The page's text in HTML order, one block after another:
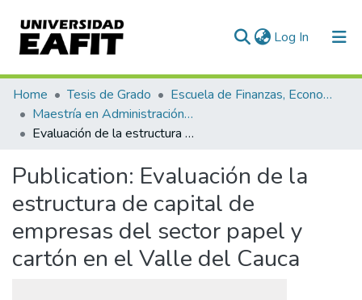
Log In (current)
Communities & Collections
All of DSpace
Home Tesis de Grado
Escuela de Finanzas, Economía y Gobierno
Maestría en Administración Financiera (tesis)
Evaluación de la estructura de capital de empresas del sector papel y cartón en el Valle del Cauca
Publication: Evaluación de la
estructura de capital de
empresas del sector papel y
cartón en el Valle del Cauca